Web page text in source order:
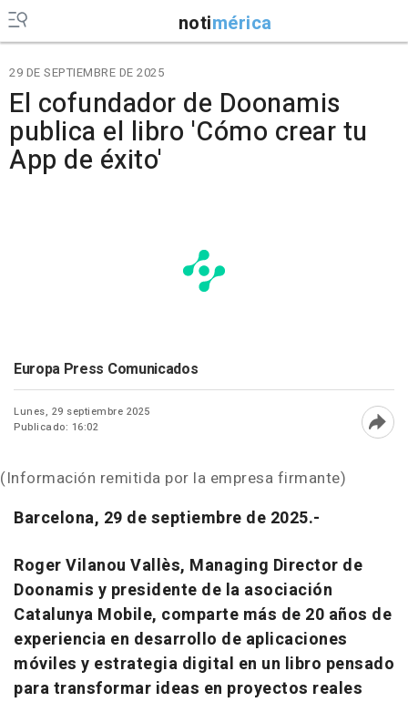
notimérica
29 DE SEPTIEMBRE DE 2025
El cofundador de Doonamis
publica el libro 'Cómo crear tu
App de éxito'
Europa Press Comunicados
Lunes, 29 septiembre 2025
Publicado: 16:02
(Información remitida por la empresa firmante)
Barcelona, 29 de septiembre de 2025.-
Roger Vilanou Vallès, Managing Director de
Doonamis y presidente de la asociación
Catalunya Mobile, comparte más de 20 años de
experiencia en desarrollo de aplicaciones
móviles y estrategia digital en un libro pensado
para transformar ideas en proyectos reales